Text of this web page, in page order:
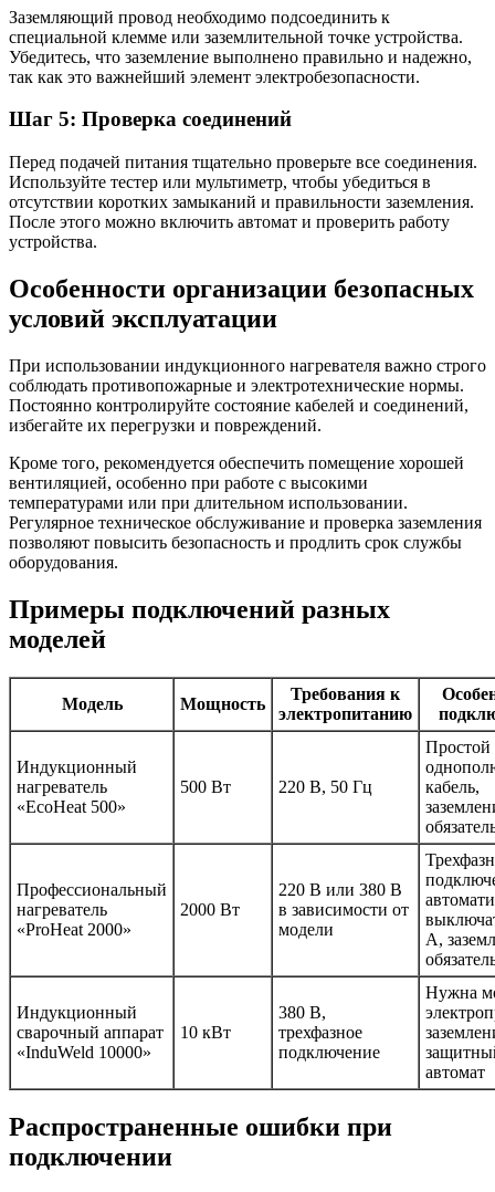
Заземляющий провод необходимо подсоединить к
специальной клемме или заземлительной точке устройства.
Убедитесь, что заземление выполнено правильно и надежно,
так как это важнейший элемент электробезопасности.
Шаг 5: Проверка соединений
Перед подачей питания тщательно проверьте все соединения.
Используйте тестер или мультиметр, чтобы убедиться в
отсутствии коротких замыканий и правильности заземления.
После этого можно включить автомат и проверить работу
устройства.
Особенности организации безопасных
условий эксплуатации
При использовании индукционного нагревателя важно строго
соблюдать противопожарные и электротехнические нормы.
Постоянно контролируйте состояние кабелей и соединений,
избегайте их перегрузки и повреждений.
Кроме того, рекомендуется обеспечить помещение хорошей
вентиляцией, особенно при работе с высокими
температурами или при длительном использовании.
Регулярное техническое обслуживание и проверка заземления
позволяют повысить безопасность и продлить срок службы
оборудования.
Примеры подключений разных
моделей
Модель Мощность
Требования к
электропитанию
Индукционный
нагреватель
«EcoHeat 500»
500 Вт 220 В, 50 Гц
Простой
кабель,
Профессиональный
нагреватель
«ProHeat 2000»
2000 Вт
220 В или 380 В
в зависимости от
модели
А,
Индукционный
сварочный аппарат
«InduWeld 10000»
10 кВт
380 В,
трехфазное
подключение
Нужна
автомат
Распространенные ошибки при
подключении